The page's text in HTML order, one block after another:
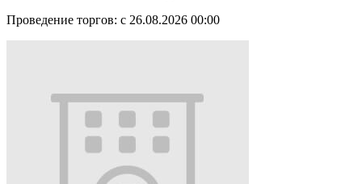
Проведение торгов: с 26.08.2026 00:00